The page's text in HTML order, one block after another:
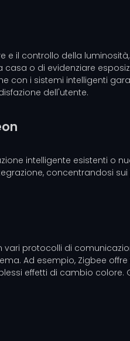
il controllo della
o di evidenziare
con i sistemi intelligenti
dell'utente.
intelligente esistenti o
concentrandosi
protocolli di
Ad esempio, Zigbee
effetti di cambio colore.